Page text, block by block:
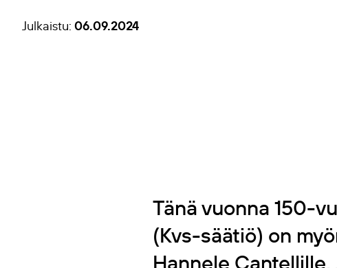
Julkaistu: 06.09.2024
Tänä vuonna 150-
(Kvs-säätiö) on
Hannele